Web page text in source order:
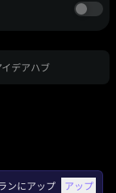
イデアハブ
ンにアップ
アップ